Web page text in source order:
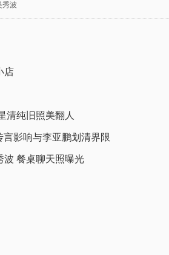
秀波
店
清纯旧照美翻人
影响与李亚鹏划清界限
波 餐桌聊天照曝光